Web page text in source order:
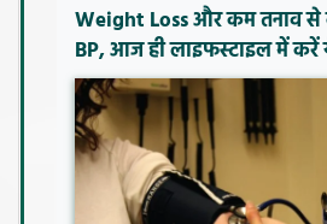
Weight Loss और कम तनाव से
BP, आज ही लाइफस्टाइल में करें